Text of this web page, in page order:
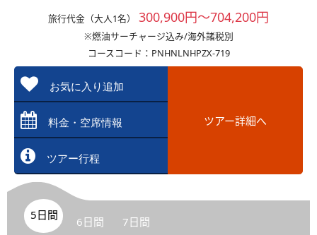
旅行代金（大人1名） 300,900円～704,200円
※燃油サーチャージ込み/海外諸税別
コースコード：PNHNLNHPZX-719
お気に入り追加
料金・空席情報
ツアー行程
ツアー詳細へ
5日間 6日間 7日間